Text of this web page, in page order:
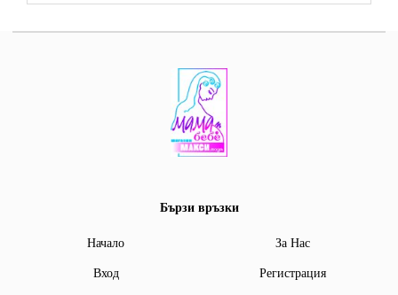
Бързи връзки
Начало За Нас
Вход Регистрация